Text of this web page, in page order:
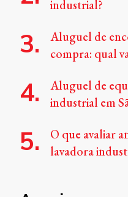
industrial?
Aluguel de
compra: qual
Aluguel de
industrial em
O que avaliar
lavadora